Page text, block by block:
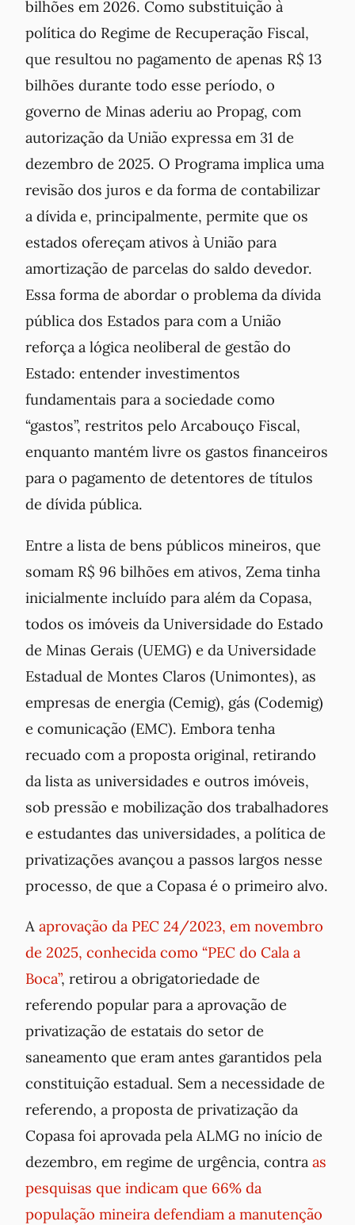
bilhões em 2026. Como substituição à
política do Regime de Recuperação Fiscal,
que resultou no pagamento de apenas R$ 13
bilhões durante todo esse período, o
governo de Minas aderiu ao Propag, com
autorização da União expressa em 31 de
dezembro de 2025. O Programa implica uma
revisão dos juros e da forma de contabilizar
a dívida e, principalmente, permite que os
estados ofereçam ativos à União para
amortização de parcelas do saldo devedor.
Essa forma de abordar o problema da dívida
pública dos Estados para com a União
reforça a lógica neoliberal de gestão do
Estado: entender investimentos
fundamentais para a sociedade como
“gastos”, restritos pelo Arcabouço Fiscal,
enquanto mantém livre os gastos financeiros
para o pagamento de detentores de títulos
de dívida pública.
Entre a lista de bens públicos mineiros, que
somam R$ 96 bilhões em ativos, Zema tinha
inicialmente incluído para além da Copasa,
todos os imóveis da Universidade do Estado
de Minas Gerais (UEMG) e da Universidade
Estadual de Montes Claros (Unimontes), as
empresas de energia (Cemig), gás (Codemig)
e comunicação (EMC). Embora tenha
recuado com a proposta original, retirando
da lista as universidades e outros imóveis,
sob pressão e mobilização dos trabalhadores
e estudantes das universidades, a política de
privatizações avançou a passos largos nesse
processo, de que a Copasa é o primeiro alvo.
A aprovação da PEC 24/2023, em novembro
de 2025, conhecida como “PEC do Cala a
Boca”, retirou a obrigatoriedade de
referendo popular para a aprovação de
privatização de estatais do setor de
saneamento que eram antes garantidos pela
constituição estadual. Sem a necessidade de
referendo, a proposta de privatização da
Copasa foi aprovada pela ALMG no início de
dezembro, em regime de urgência, contra as
pesquisas que indicam que 66% da
população mineira defendiam a manutenção